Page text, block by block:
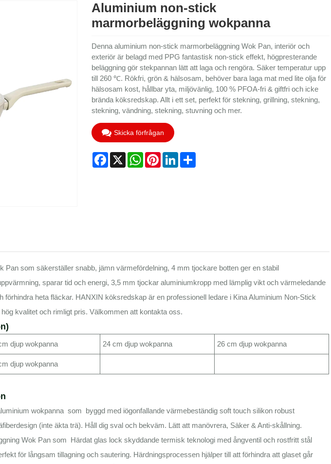
Aluminium non-stick
marmorbeläggning wokpanna
Denna aluminium non-stick marmorbeläggning Wok Pan, interiör och
exteriör är belagd med PPG fantastisk non-stick effekt, högpresterande
beläggning gör stekpannan lätt att laga och rengöra. Säker temperatur upp
till 260 ℃. Rökfri, grön & hälsosam, behöver bara laga mat med lite olja för
hälsosam kost, hållbar yta, miljövänlig, 100 % PFOA-fri & giftfri och icke
brända köksredskap. Allt i ett set, perfekt för stekning, grillning, stekning,
stekning, vändning, stekning, stuvning och mer.
Skicka förfrågan
Facebook
X WhatsAppPinterestLinkedInShare
Pan som säkerställer snabb, jämn värmefördelning, 4 mm tjockare botten ger en stabil
sparar tid och energi, 3,5 mm tjockar aluminiumkropp med lämplig vikt och värmeledande
förhindra heta fläckar. HANXIN köksredskap är en professionell ledare i Kina Aluminium Non-Stick
kvalitet och rimligt pris. Välkommen att kontakta oss.
djup wokpanna 24 cm djup wokpanna 26 cm djup wokpanna
djup wokpanna
wokpanna som byggd med iögonfallande värmebeständig soft touch silikon robust
(inte äkta trä). Håll dig sval och bekväm. Lätt att manövrera, Säker & Anti-skållning.
Wok Pan som Härdat glas lock skyddande termisk teknologi med ångventil och rostfritt stål
för långsam tillagning och sautering. Härdningsprocessen hjälper till att förhindra att glaset går